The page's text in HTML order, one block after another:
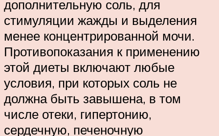
дополнительную соль, для
стимуляции жажды и выделения
менее концентрированной мочи.
Противопоказания к применению
этой диеты включают любые
условия, при которых соль не
должна быть завышена, в том
числе отеки, гипертонию,
сердечную, печеночную